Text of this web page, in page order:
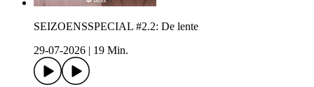
SEIZOENSSPECIAL #2.2: De lente
29-07-2026
19 Min.